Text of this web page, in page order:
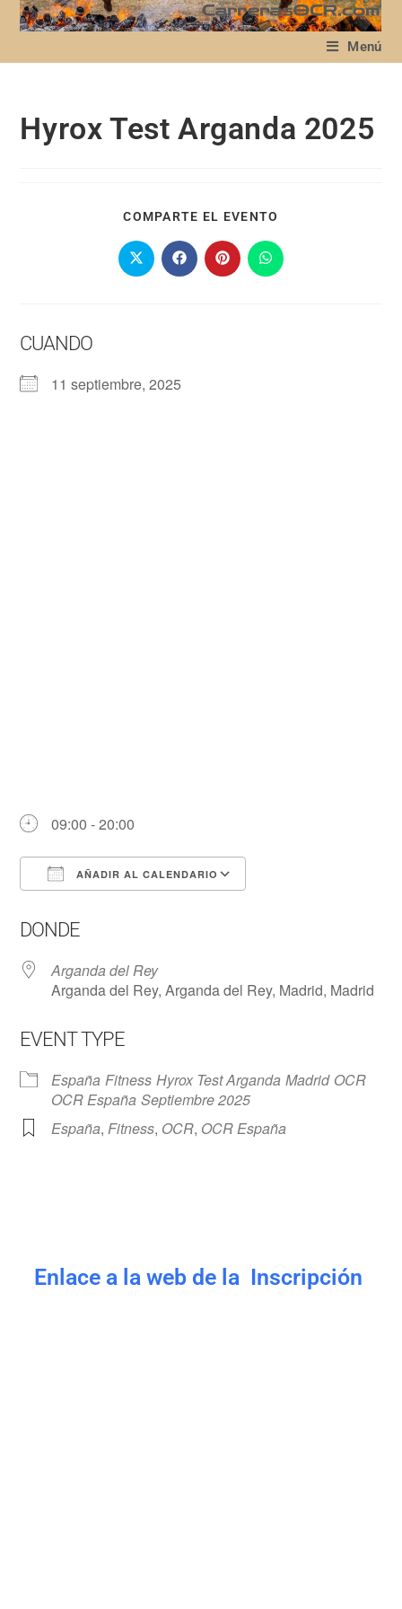
Menú
Hyrox Test Arganda 2025
COMPARTE EL EVENTO
CUANDO
11 septiembre, 2025
09:00 - 20:00
AÑADIR AL CALENDARIO
DONDE
Arganda del Rey
Arganda del Rey, Arganda del Rey, Madrid, Madrid
EVENT TYPE
España Fitness Hyrox Test Arganda Madrid OCR
OCR España Septiembre 2025
España,Fitness, OCR, OCR España
Enlace a la web de la Inscripción